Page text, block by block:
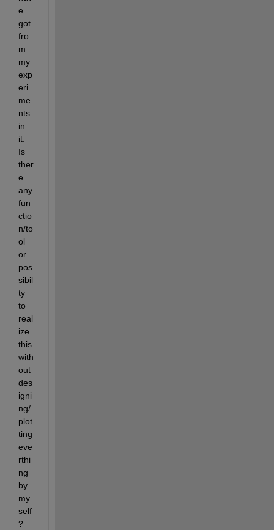
e
got
fro
m
my
exp
eri
me
nts
in
it.
Is
ther
e
any
fun
ctio
n/to
ol
or
pos
sibil
ty
to
real
ize
this
with
out
des
igni
ng/
plot
ting
eve
rthi
ng
by
my
self
?